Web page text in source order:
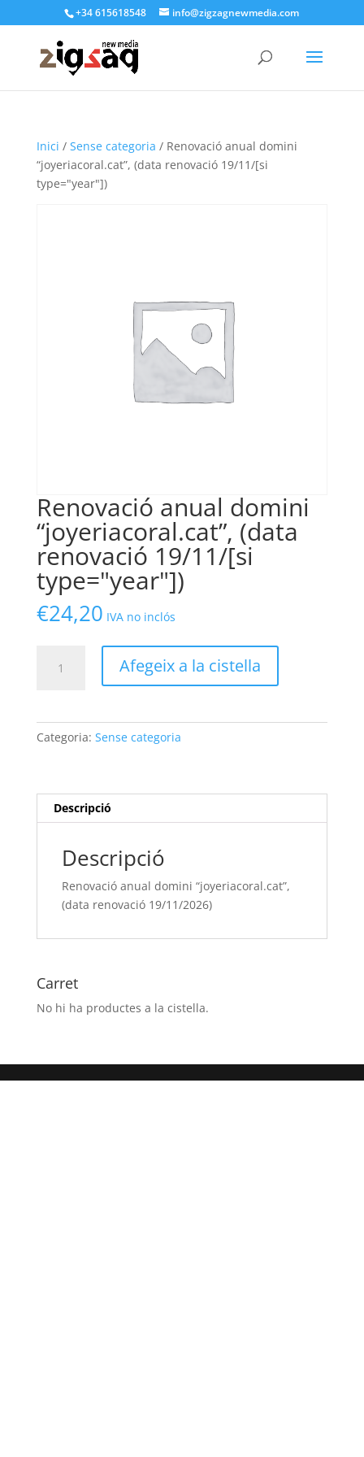
+34 615618548 info@zigzagnewmedia.com
Inici / Sense categoria / Renovació anual domini
“joyeriacoral.cat”, (data renovació 19/11/[si
type="year"])
Renovació anual domini
“joyeriacoral.cat”, (data
renovació 19/11/[si
type="year"])
€24,20 IVA no inclós
“joyeriacoral.cat”,
19/11/[si
type="year"])
Afegeix a la cistella
Categoria: Sense categoria
Descripció
Descripció
Renovació anual domini “joyeriacoral.cat”,
(data renovació 19/11/2026)
Carret
No hi ha productes a la cistella.